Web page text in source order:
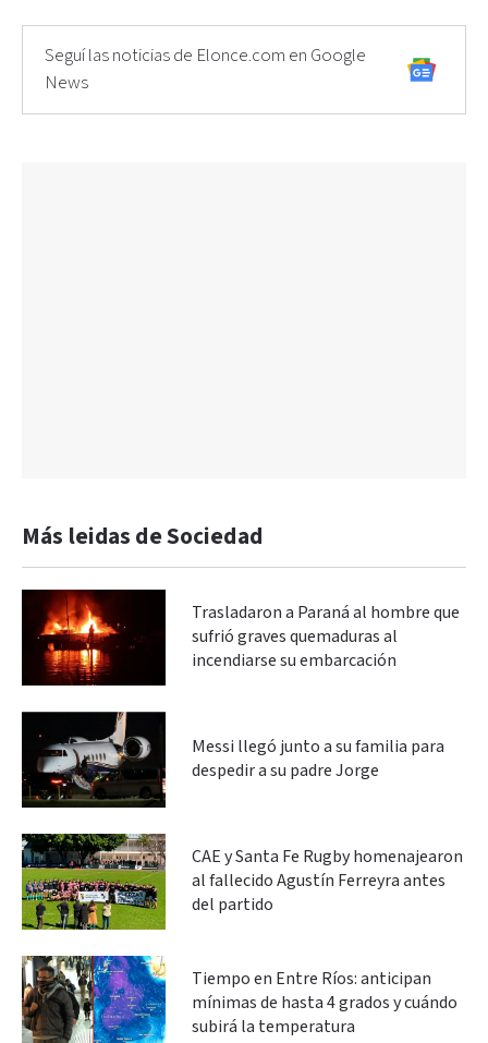
Seguí las noticias de Elonce.com en Google
News
Más leidas de Sociedad
Trasladaron a Paraná al hombre que
sufrió graves quemaduras al
incendiarse su embarcación
Messi llegó junto a su familia para
despedir a su padre Jorge
CAE y Santa Fe Rugby homenajearon
al fallecido Agustín Ferreyra antes
del partido
Tiempo en Entre Ríos: anticipan
mínimas de hasta 4 grados y cuándo
subirá la temperatura